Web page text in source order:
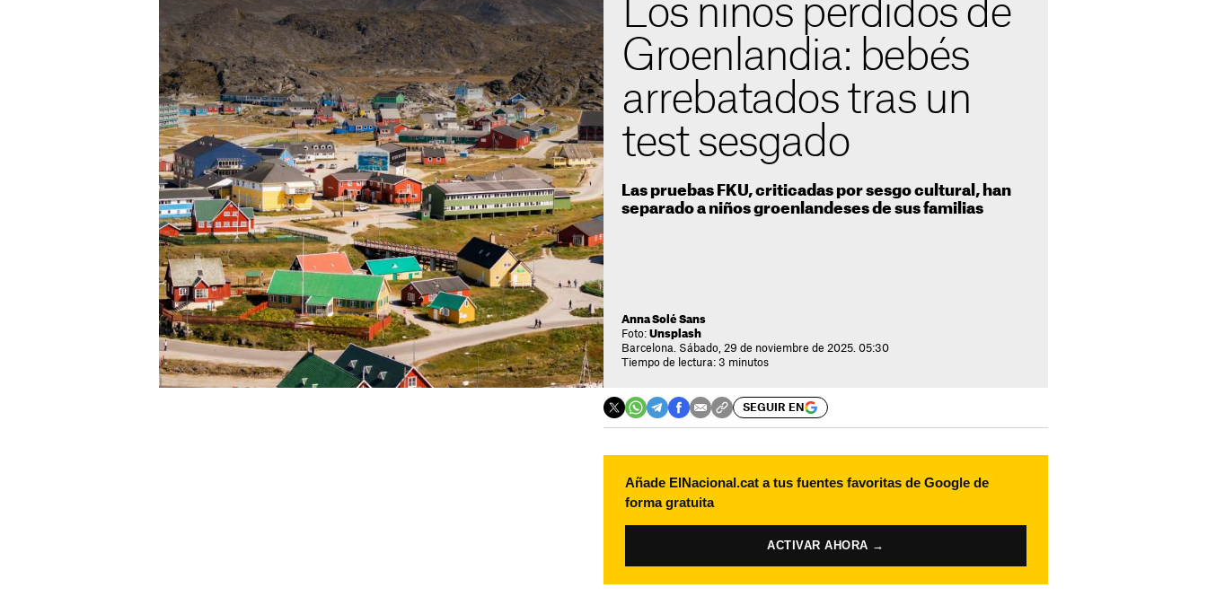
Los niños perdidos de
Groenlandia: bebés
arrebatados tras un
test sesgado
Las pruebas FKU, criticadas por sesgo cultural, han
separado a niños groenlandeses de sus familias
Anna Solé Sans
Foto: Unsplash
Barcelona. Sábado, 29 de noviembre de 2025. 05:30
Tiempo de lectura: 3 minutos
SEGUIR EN
Añade ElNacional.cat a tus fuentes favoritas de Google de
forma gratuita
ACTIVAR AHORA →